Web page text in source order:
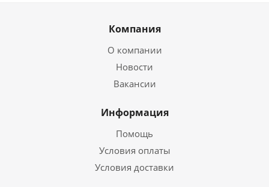
Компания
О компании
Новости
Вакансии
Информация
Помощь
Условия оплаты
Условия доставки